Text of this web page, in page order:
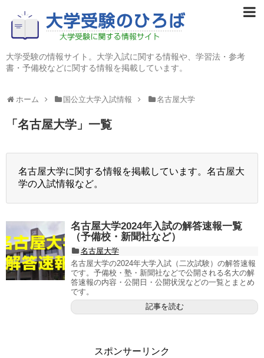
大学受験の情報サイト。大学入試に関する情報や、学習法・参考
書・予備校などに関する情報を掲載しています。
ホーム 国公立大学入試情報 名古屋大学
「 名古屋大学 」 一覧
名古屋大学に関する情報を掲載しています。名古屋大
学の入試情報など。
名古屋大学2024年入試の解答速報一覧
（予備校・新聞社など）
名古屋大学
名古屋大学の2024年大学入試（二次試験）の解答速報
です。予備校・塾・新聞社などで公開される名大の解
答速報の内容・公開日・公開状況などの一覧とまとめ
です。
記事を読む
スポンサーリンク